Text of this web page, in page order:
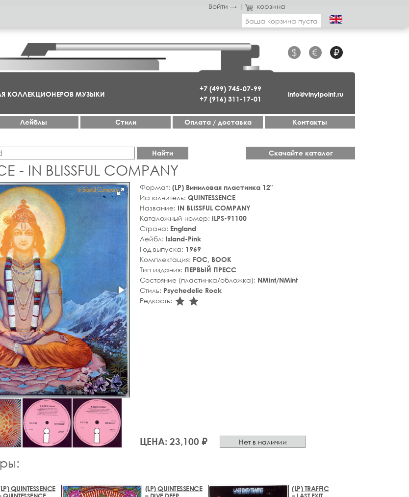
Войти → |
корзина
Ваша корзина пуста
+7 (499) 745-07-99
+7 (916) 311-17-01
$ € ₽
info@vinylpoint.ru
КОЛЛЕКЦИОНЕРОВ МУЗЫКИ
Лейблы Стили Оплата / доставка Контакты
Найти Скачайте каталог
- IN BLISSFUL COMPANY
Формат: (LP) Виниловая пластинка 12"
Исполнитель: QUINTESSENCE
Название: IN BLISSFUL COMPANY
Каталожный номер: ILPS-91100
Страна: England
Лейбл: Island-Pink
Год выпуска: 1969
Комплектация: FOC, BOOK
Тип издания: ПЕРВЫЙ ПРЕСС
Состояние (пластинка/обложка): NMint/NMint
Стиль: Psychedelic Rock
Редкость: star_rate
star_rate
ЦЕНА: 23,100 ₽ Нет в наличии
QUINTESSENCE
QUINTESSENCE
(LP) QUINTESSENCE
– DIVE DEEP
(LP) TRAFFIC
– LAST EXIT